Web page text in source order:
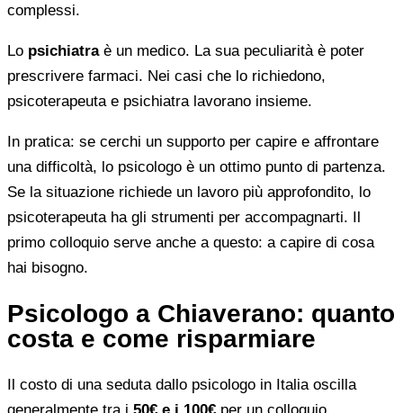
complessi.
Lo psichiatraè un medico. La sua peculiarità è poter
prescrivere farmaci. Nei casi che lo richiedono,
psicoterapeuta e psichiatra lavorano insieme.
In pratica: se cerchi un supporto per capire e affrontare
una difficoltà, lo psicologo è un ottimo punto di partenza.
Se la situazione richiede un lavoro più approfondito, lo
psicoterapeuta ha gli strumenti per accompagnarti. Il
primo colloquio serve anche a questo: a capire di cosa
hai bisogno.
Psicologo a Chiaverano: quanto
costa e come risparmiare
Il costo di una seduta dallo psicologo in Italia oscilla